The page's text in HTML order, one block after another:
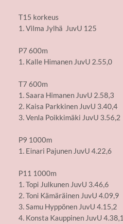
T15 korkeus
1. Vilma Jylhä JuvU 125
P7 600m
1. Kalle Himanen JuvU 2.55,0
T7 600m
1. Saara Himanen JuvU 2.58,3
2. Kaisa Parkkinen JuvU 3.40,4
3. Venla Poikkimäki JuvU 3.56,2
P9 1000m
1. Einari Pajunen JuvU 4.22,6
P11 1000m
1. Topi Julkunen JuvU 3.46,6
2. Toni Kämäräinen JuvU 4.09,9
3. Samu Hyppönen JuvU 4.15,2
4. Konsta Kauppinen JuvU 4.38,1